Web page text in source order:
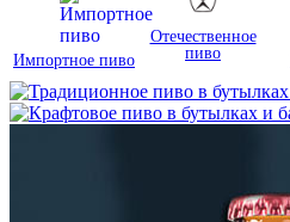
Импортное пиво
Отечественное
пиво